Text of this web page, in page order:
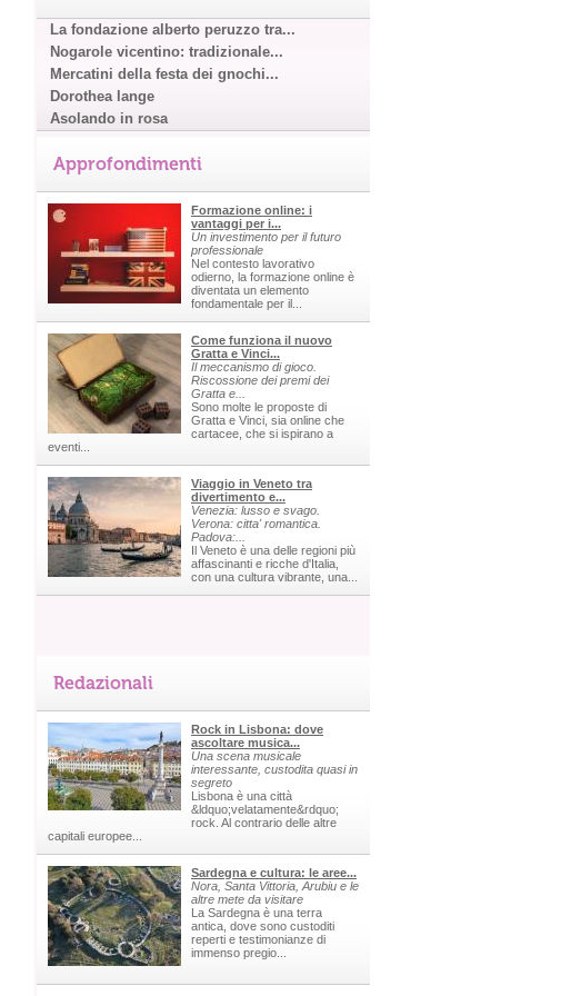
La fondazione alberto peruzzo tra...
Nogarole vicentino: tradizionale...
Mercatini della festa dei gnochi...
Dorothea lange
Asolando in rosa
Approfondimenti
Formazione online: i
vantaggi per i...
Un investimento per il futuro
professionale
Nel contesto lavorativo
odierno, la formazione online è
diventata un elemento
fondamentale per il...
Come funziona il nuovo
Gratta e Vinci...
Il meccanismo di gioco.
Riscossione dei premi dei
Gratta e...
Sono molte le proposte di
Gratta e Vinci, sia online che
cartacee, che si ispirano a
eventi...
Viaggio in Veneto tra
divertimento e...
Venezia: lusso e svago.
Verona: citta' romantica.
Padova:...
Il Veneto è una delle regioni più
affascinanti e ricche d'Italia,
con una cultura vibrante, una...
Redazionali
Rock in Lisbona: dove
ascoltare musica...
Una scena musicale
interessante, custodita quasi in
segreto
Lisbona è una città
&ldquo;velatamente&rdquo;
rock. Al contrario delle altre
capitali europee...
Sardegna e cultura: le aree...
Nora, Santa Vittoria, Arubiu e le
altre mete da visitare
La Sardegna è una terra
antica, dove sono custoditi
reperti e testimonianze di
immenso pregio...